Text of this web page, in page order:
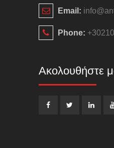
Email:
Phone:
Ακολουθήστε